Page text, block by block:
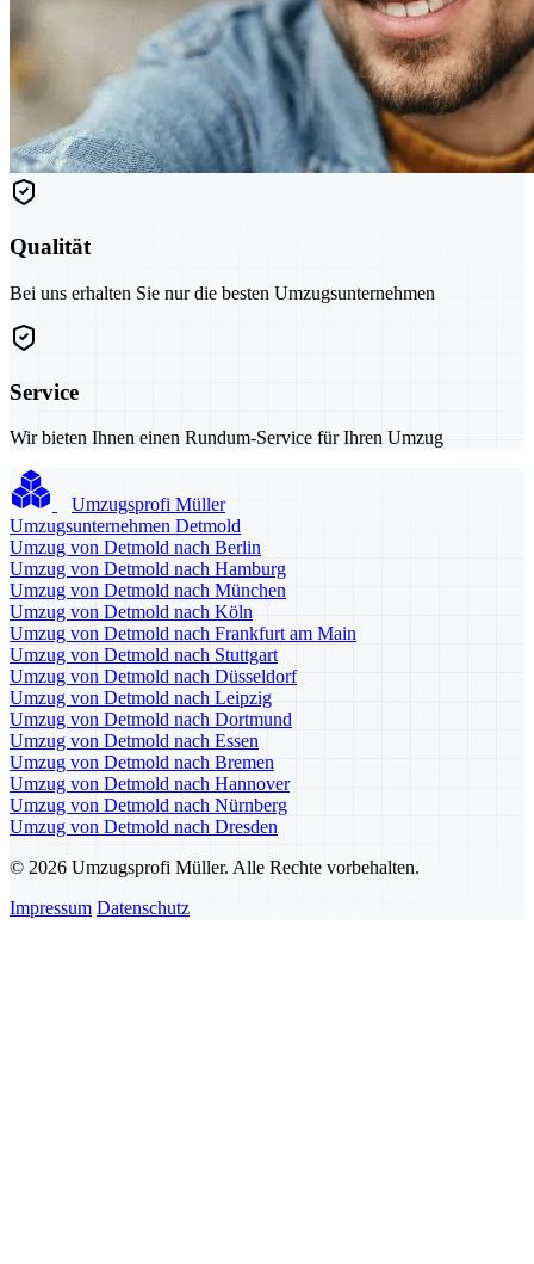
Qualität
Bei uns erhalten Sie nur die besten Umzugsunternehmen
Service
Wir bieten Ihnen einen Rundum-Service für Ihren Umzug
Umzugsprofi Müller
Umzugsunternehmen Detmold
Umzug von Detmold nach Berlin
Umzug von Detmold nach Hamburg
Umzug von Detmold nach München
Umzug von Detmold nach Köln
Umzug von Detmold nach Frankfurt am Main
Umzug von Detmold nach Stuttgart
Umzug von Detmold nach Düsseldorf
Umzug von Detmold nach Leipzig
Umzug von Detmold nach Dortmund
Umzug von Detmold nach Essen
Umzug von Detmold nach Bremen
Umzug von Detmold nach Hannover
Umzug von Detmold nach Nürnberg
Umzug von Detmold nach Dresden
© 2026 Umzugsprofi Müller. Alle Rechte vorbehalten.
Impressum Datenschutz